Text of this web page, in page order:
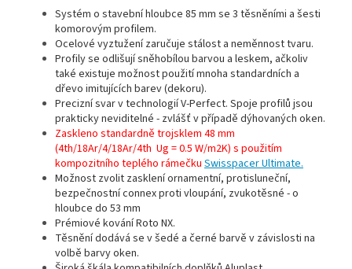
Systém o stavební hloubce 85 mm se 3 těsněními a šesti
komorovým profilem.
Ocelové vyztužení zaručuje stálost a neměnnost tvaru.
Profily se odlišují sněhobílou barvou a leskem, ačkoliv
také existuje možnost použití mnoha standardních a
dřevo imitujících barev (dekoru).
Precizní svar v technologií V-Perfect. Spoje profilů jsou
prakticky neviditelné - zvlášť v případě dýhovaných oken.
Zaskleno standardně trojsklem 48 mm
(4th/18Ar/4/18Ar/4th Ug = 0.5 W/m2K) s použitím
kompozitního teplého rámečku Swisspacer Ultimate.
Možnost zvolit zasklení ornamentní, protisluneční,
bezpečnostní connex proti vloupání, zvukotěsné - o
hloubce do 53 mm
Prémiové kování Roto NX.
Těsnění dodává se v šedé a černé barvě v závislosti na
volbě barvy oken.